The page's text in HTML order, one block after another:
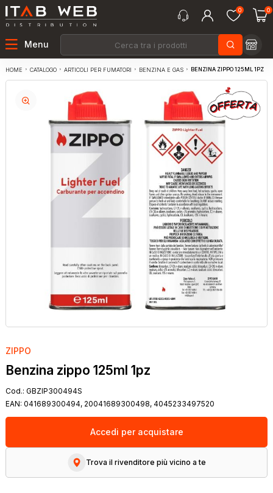
0 0
Menu
HOME CATALOGO ARTICOLI PER FUMATORI BENZINA E GAS BENZINA ZIPPO 125ML 1PZ
ZIPPO
Benzina zippo 125ml 1pz
Cod.: GBZIP300494S
EAN: 041689300494, 20041689300498, 4045233497520
Accedi per acquistare
Trova il rivenditore più vicino a te